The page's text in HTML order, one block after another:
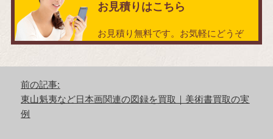
お見積りはこちら
お見積り無料です。お気軽にどうぞ
前の記事:
前
の
東山魁夷など日本画関連の図録を買取｜美術書買取の実
例